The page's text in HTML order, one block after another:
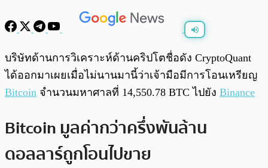
พร้อมเล่น
บริษัทด้านการวิเคราะห์ด้านคริปโตชื่อดัง CryptoQuant
ได้ออกมาเผยเมื่อไม่นานมานี้ว่าเจ้ามือมีการโอนเหรียญ
Bitcoin จำนวนมหาศาลที่ 14,550.78 BTC ไปยัง Binance
Bitcoin มูลค่ากว่าครึ่งพันล้าน
ดอลลาร์ถูกโอนไปขาย